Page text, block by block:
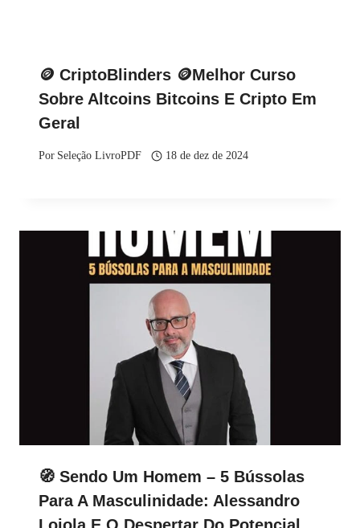
🪙 CriptoBlinders 🪙Melhor Curso
Sobre Altcoins Bitcoins E Cripto Em
Geral
Por Seleção LivroPDF 18 de dez de 2024
🧭 Sendo Um Homem – 5 Bússolas
Para A Masculinidade: Alessandro